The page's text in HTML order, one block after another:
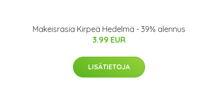
Makeisrasia Kirpeä Hedelmä - 39% alennus
3.99 EUR
LISÄTIETOJA